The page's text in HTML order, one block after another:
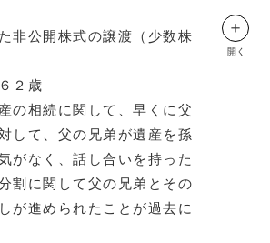
非公開株式の譲渡（少数株
２歳
の相続に関して、早くに父
して、父の兄弟が遺産を孫
がなく、話し合いを持った
割に関して父の兄弟とその
が進められたことが過去に
＋
開く